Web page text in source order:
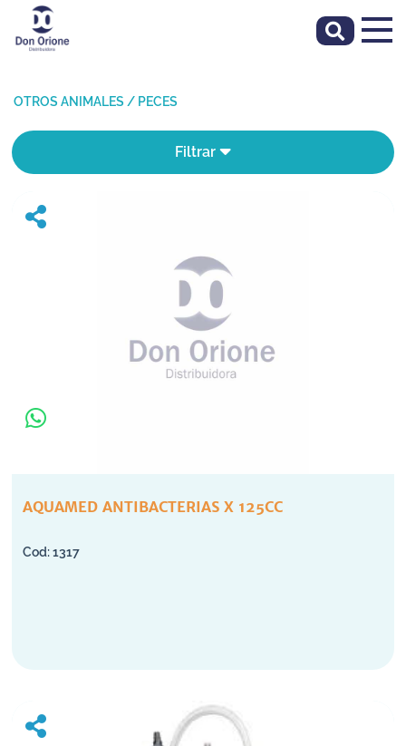
OTROS ANIMALES / PECES
Filtrar
AQUAMED ANTIBACTERIAS X 125CC
1317